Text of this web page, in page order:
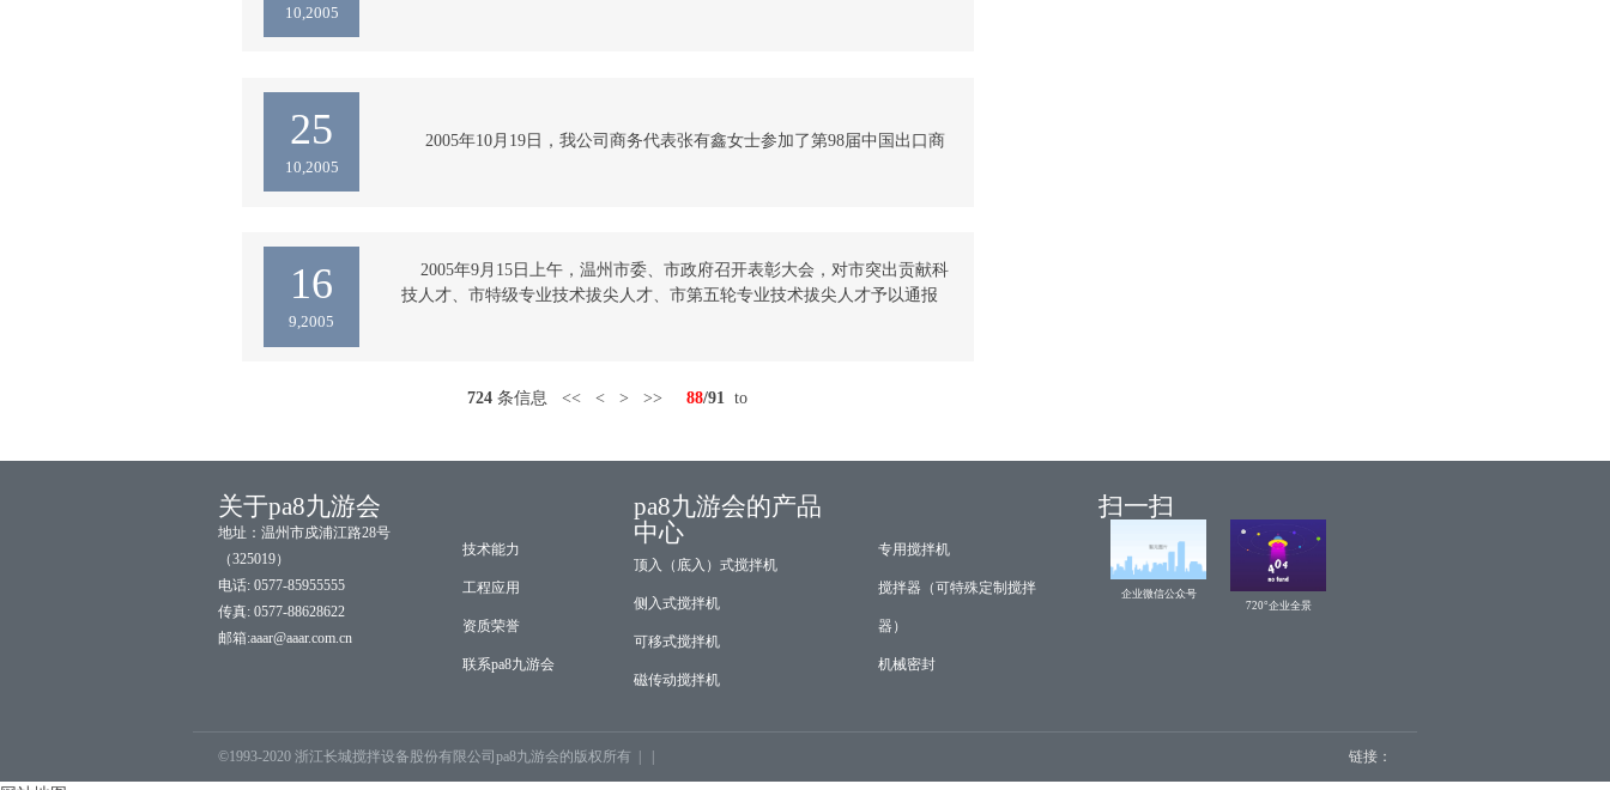
10,2005
产。  2.imc
25
10,2005
2005年10月19日，我公司商务代表张有鑫女士参加了第98届中国出口商
16
9,2005
2005年9月15日上午，温州市委、市政府召开表彰大会，对市突出贡献科
技人才、市特级专业技术拔尖人才、市第五轮专业技术拔尖人才予以通报
会上，温州市市长刘奇作了重要讲话，讲话中
724 条信息 << < > >> 88/91 to
关于pa8九游会
地址：温州市戍浦江路28号
（325019）
电话: 0577-85955555
传真: 0577-88628622
邮箱:aaar@aaar.com.cn
技术能力
工程应用
资质荣誉
联系pa8九游会
pa8九游会的产品
中心
顶入（底入）式搅拌机
侧入式搅拌机
可移式搅拌机
磁传动搅拌机
专用搅拌机
搅拌器（可特殊定制搅拌
器）
机械密封
扫一扫
企业微信公众号
720°企业全景
©1993-2020 浙江长城搅拌设备股份有限公司pa8九游会的版权所有 | | 链接：